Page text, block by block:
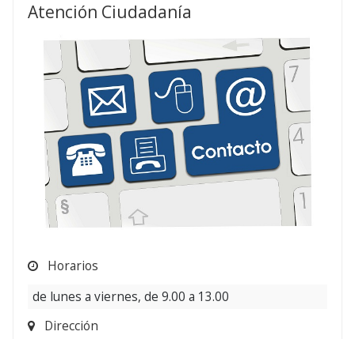
Ciudadana
Atención Ciudadanía
Horarios
de lunes a viernes, de 9.00 a 13.00
Dirección